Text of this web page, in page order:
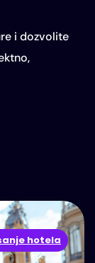
i dozvolite
hotela